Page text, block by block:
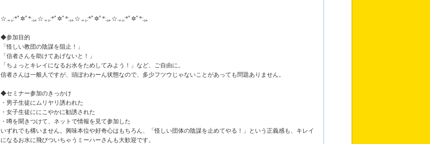
☆.｡₀:*ﾟ✲ﾟ*:₀｡☆.｡₀:*ﾟ✲ﾟ*:₀｡☆.｡₀:*ﾟ✲ﾟ*:₀｡☆.｡₀:*ﾟ✲ﾟ*:₀｡
◆参加目的
「怪しい教団の陰謀を阻止！」
「信者さんを助けてあげないと！」
「ちょっとキレイになるお水をためしてみよう！」など、ご自由に。
信者さんは一般人ですが、頭ぽわわーん状態なので、多少フツウじゃないことがあっても問題ありません。
◆セミナー参加のきっかけ
・男子生徒にムリヤリ誘われた
・女子生徒ににこやかに勧誘された
・噂を聞きつけて、ネットで情報を見て参加した
いずれでも構いません。興味本位や好奇心はもちろん、「怪しい団体の陰謀を止めてやる！」という正義感も、キレイ
になるお水に飛びついちゃうミーハーさんも大歓迎です。